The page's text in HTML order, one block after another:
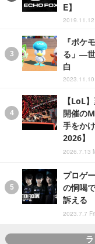
E】
『ポケ
る」―世
白
【LoL
開催の
手をか
2026】
2026.7.13
プロゲ
の恫喝
訴える
2023.7.7